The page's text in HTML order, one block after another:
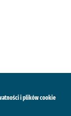
i plików cookie